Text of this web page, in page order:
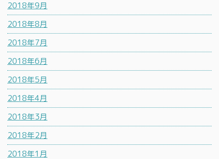
2018年9月
2018年8月
2018年7月
2018年6月
2018年5月
2018年4月
2018年3月
2018年2月
2018年1月